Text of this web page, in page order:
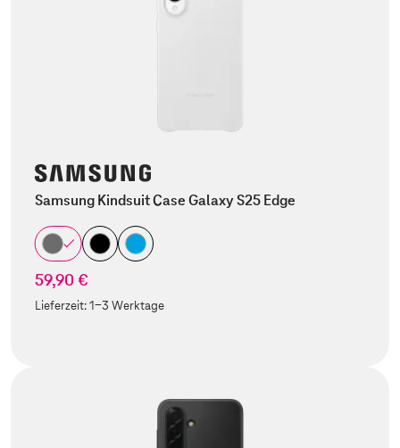
Samsung Kindsuit Case Galaxy S25 Edge
59,90 €
Lieferzeit:1-3 Werktage